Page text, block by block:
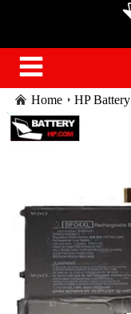
Home HP Battery